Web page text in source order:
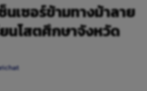
นเซอร์ข้ามทางม้าลาย
ยนโสตศึกษาจังหวัด